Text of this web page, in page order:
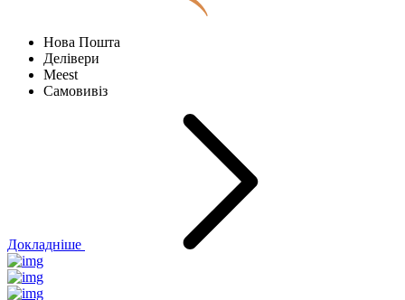
Нова Пошта
Делівери
Meest
Самовивіз
Докладніше